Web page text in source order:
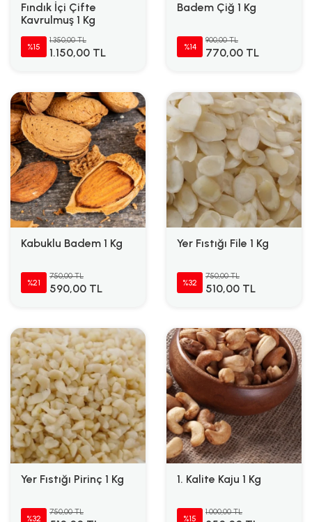
Fındık İçi Çifte
Kavrulmuş 1 Kg
%15
1.350,00 TL
1.150,00 TL
Badem Çiğ 1 Kg
%14
900,00 TL
770,00 TL
Kabuklu Badem 1 Kg
%21
750,00 TL
590,00 TL
Yer Fıstığı File 1 Kg
%32
750,00 TL
510,00 TL
Yer Fıstığı Pirinç 1 Kg
%32
750,00 TL
1. Kalite Kaju 1 Kg
%15
1.000,00 TL